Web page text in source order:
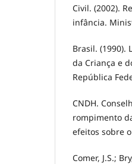
Civil. (2002).
infância.
Brasil. (1990).
da Criança e
República
CNDH.
rompimento
efeitos sobre
Comer, J.S.;